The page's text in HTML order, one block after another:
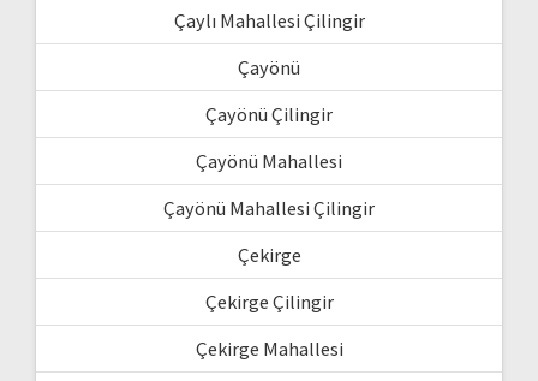
Çaylı Mahallesi Çilingir
Çayönü
Çayönü Çilingir
Çayönü Mahallesi
Çayönü Mahallesi Çilingir
Çekirge
Çekirge Çilingir
Çekirge Mahallesi